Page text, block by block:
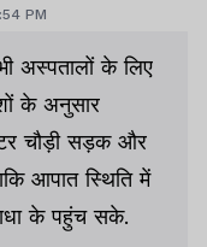
PM
अस्पतालों के लिए
के अनुसार
चौड़ी सड़क और
आपात स्थिति में
के पहुंच सके.